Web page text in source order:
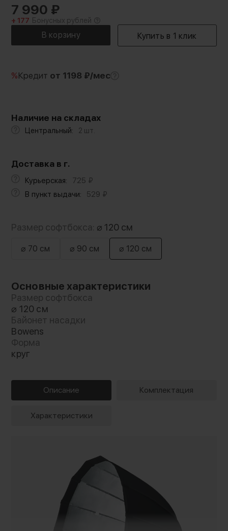
7 990 ₽
+ 177 Бонусных рублей
%Кредит от 1198 ₽/мес
Наличие на складах
Центральный: 2 шт.
Доставка в г.
Курьерская: 725 ₽
В пункт выдачи:
529 ₽
Размер софтбокса: ⌀ 120 см
⌀ 70 см ⌀ 90 см ⌀ 120 см
Основные характеристики
Размер софтбокса
⌀ 120 см
Байонет насадки
Bowens
Форма
круг
Описание Комплектация
Характеристики